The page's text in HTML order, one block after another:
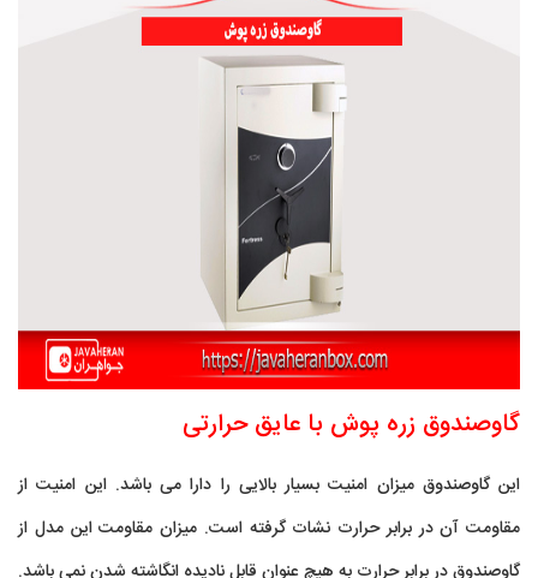
گاوصندوق زره پوش با عایق حرارتی
این گاوصندوق میزان امنیت بسیار بالایی را دارا می باشد. این امنیت از
مقاومت آن در برابر حرارت نشات گرفته است. میزان مقاومت این مدل از
گاوصندوق در برابر حرارت به هیچ عنوان قابل نادیده انگاشته شدن نمی باشد.